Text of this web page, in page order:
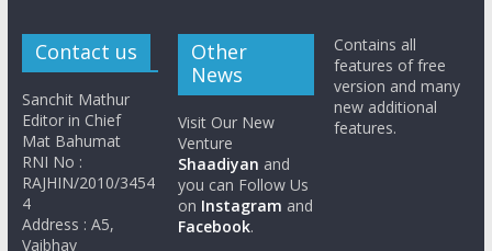
Contact us
Sanchit Mathur
Editor in Chief
Mat Bahumat
RNI No :
RAJHIN/2010/3454
4
Address : A5,
Vaibhav
Other
News
Visit Our New
Venture
Shaadiyan and
you can Follow Us
on Instagram and
Facebook.
Contains all
features of free
version and many
new additional
features.